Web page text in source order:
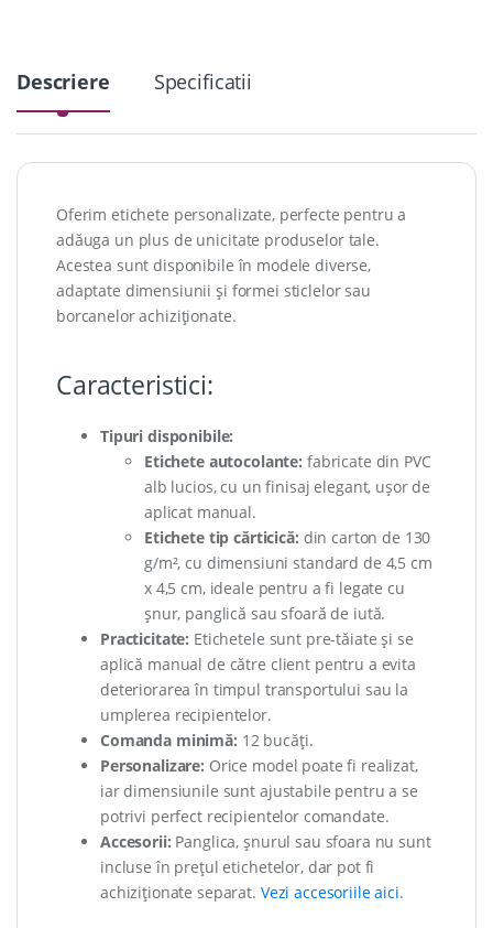
Descriere Specificatii
Oferim etichete personalizate, perfecte pentru a
adăuga un plus de unicitate produselor tale.
Acestea sunt disponibile în modele diverse,
adaptate dimensiunii și formei sticlelor sau
borcanelor achiziționate.
Caracteristici:
Tipuri disponibile:
Etichete autocolante: fabricate din PVC
alb lucios, cu un finisaj elegant, ușor de
aplicat manual.
Etichete tip cărticică: din carton de 130
g/m², cu dimensiuni standard de 4,5 cm
x 4,5 cm, ideale pentru a fi legate cu
șnur, panglică sau sfoară de iută.
Practicitate: Etichetele sunt pre-tăiate și se
aplică manual de către client pentru a evita
deteriorarea în timpul transportului sau la
umplerea recipientelor.
Comanda minimă: 12 bucăți.
Personalizare: Orice model poate fi realizat,
iar dimensiunile sunt ajustabile pentru a se
potrivi perfect recipientelor comandate.
Accesorii: Panglica, șnurul sau sfoara nu sunt
incluse în prețul etichetelor, dar pot fi
achiziționate separat. Vezi accesoriile aici.